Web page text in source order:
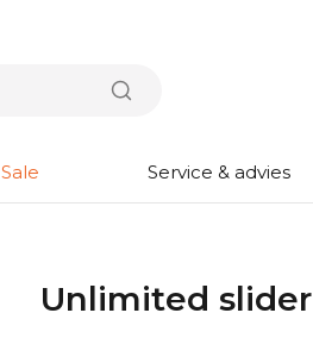
Sale Service & advies
Unlimited slider